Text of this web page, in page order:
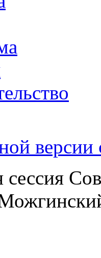
версии
сессия